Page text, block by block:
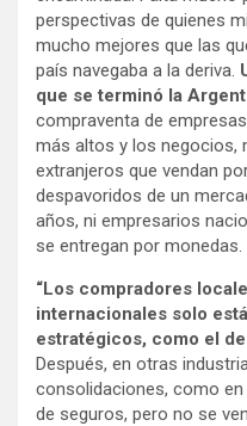
perspectivas de quienes
mucho mejores que las
país navegaba a la deriva.
que se terminó la
compraventa de
más altos y los negocios,
extranjeros que vendan
despavoridos de un
años, ni empresarios
se entregan por monedas.
“Los compradores
internacionales solo
estratégicos, como el
Después, en otras
consolidaciones, como
de seguros, pero no se